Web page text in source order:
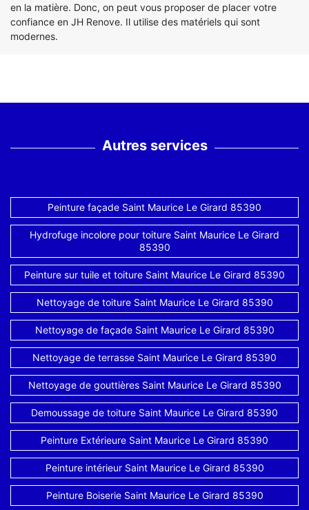
en la matière. Donc, on peut vous proposer de placer votre
confiance en JH Renove. Il utilise des matériels qui sont
modernes.
Autres services
Peinture façade Saint Maurice Le Girard 85390
Hydrofuge incolore pour toiture Saint Maurice Le Girard
85390
Peinture sur tuile et toiture Saint Maurice Le Girard 85390
Nettoyage de toiture Saint Maurice Le Girard 85390
Nettoyage de façade Saint Maurice Le Girard 85390
Nettoyage de terrasse Saint Maurice Le Girard 85390
Nettoyage de gouttières Saint Maurice Le Girard 85390
Demoussage de toiture Saint Maurice Le Girard 85390
Peinture Extérieure Saint Maurice Le Girard 85390
Peinture intérieur Saint Maurice Le Girard 85390
Peinture Boiserie Saint Maurice Le Girard 85390